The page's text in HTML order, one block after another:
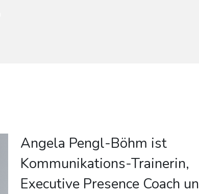
Angela Pengl-Böhm ist
Kommunikations-Trainerin,
Executive Presence Coach